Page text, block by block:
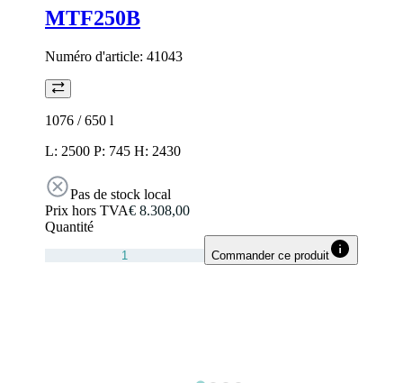
MTF250B
Numéro d'article: 41043
1076 / 650 l
L: 2500 P: 745 H: 2430
Pas de stock local
Prix hors TVA€ 8.308,00
Quantité
Commander ce produit